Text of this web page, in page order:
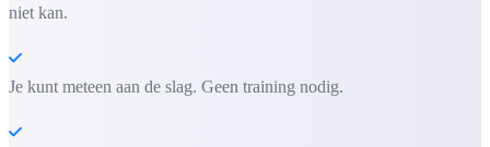
niet kan.
Je kunt meteen aan de slag. Geen training nodig.